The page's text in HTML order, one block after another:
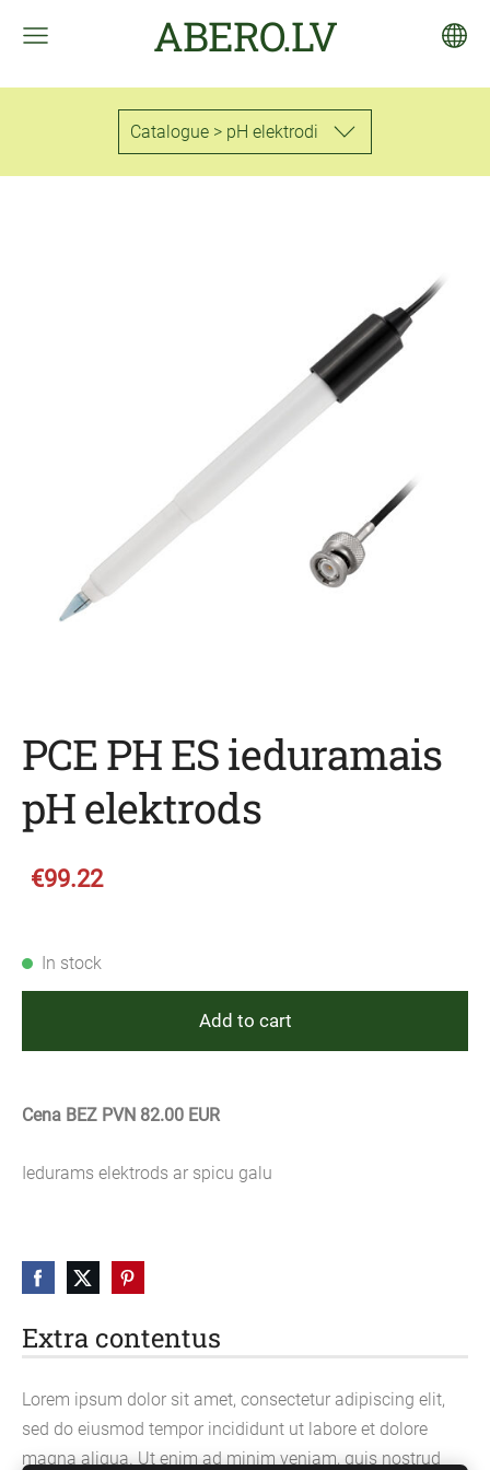
ABERO.LV
Catalogue > pH elektrodi
Extra contentus
Lorem ipsum dolor sit amet, consectetur adipiscing elit,
sed do eiusmod tempor incididunt ut labore et dolore
magna aliqua. Ut enim ad minim veniam, quis nostrud
PCE PH ES ieduramais
pH elektrods
€99.22
In stock
Add to cart
Cena BEZ PVN 82.00 EUR
Iedurams elektrods ar spicu galu